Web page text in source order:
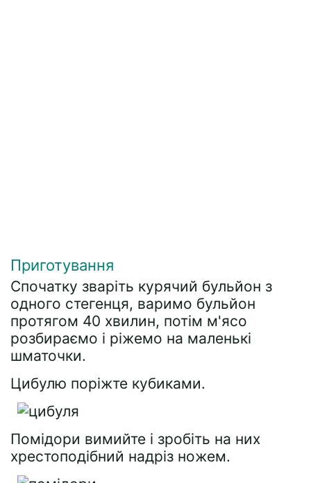
Приготування
Спочатку зваріть курячий бульйон з
одного стегенця, варимо бульйон
протягом 40 хвилин, потім м'ясо
розбираємо і ріжемо на маленькі
шматочки.
Цибулю поріжте кубиками.
Помідори вимийте і зробіть на них
хрестоподібний надріз ножем.